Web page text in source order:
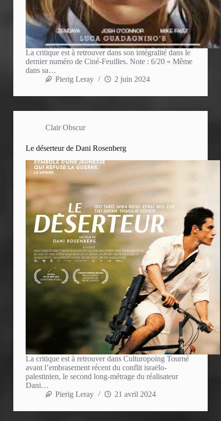
La critique est à retrouver dans son intégralité dans le
dernier numéro de Ciné-Feuilles. Note : 6/20 « Même
dans sa…
Pierig Leray
2 juin 2024
Clair Obscur
Le déserteur de Dani Rosenberg
La critique est à retrouver dans Culturopoing Tourné
avant l’embrasement récent du conflit israëlo-
palestinien, le second long-métrage du réalisateur
Dani…
Pierig Leray
21 avril 2024